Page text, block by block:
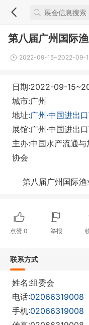
第八届广州国际
2022-09-15~2022-09-
日期:2022-09-
城市:广州
地址:广州·中国进出
展馆:广州·中国进出
主办:中国水产流通
协会
第八届广州国际渔
点赞 0 举报
联系方式
姓名:组委会
电话:02066319008
手机:02066319008